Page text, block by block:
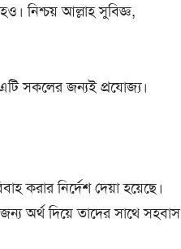
নিশ্চয় আল্লাহ সুবিজ্ঞ,
সকলের জন্যই প্রযোজ্য।
করার নির্দেশ দেয়া হয়েছে।
অর্থ দিয়ে তাদের সাথে সহবাস